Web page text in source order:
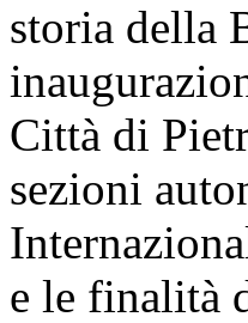
storia della
Città di
sezioni
e le finalità